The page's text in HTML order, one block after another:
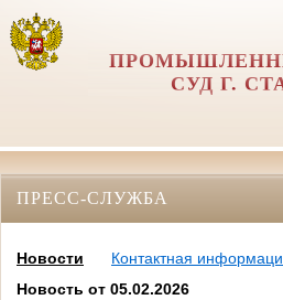
СУД Г.
ПРЕСС-СЛУЖБА
Новости
Контактная
Новость от 05.02.2026